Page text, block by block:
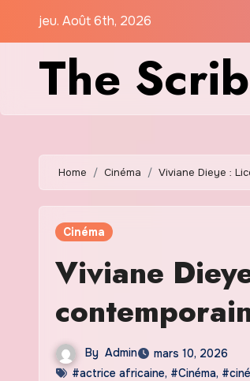
jeu. Août 6th, 2026
The
Home Cinéma Viviane Dieye :
Cinéma
Viviane
By Admin
mars 10, 2026
#actrice africaine, #Cinéma,